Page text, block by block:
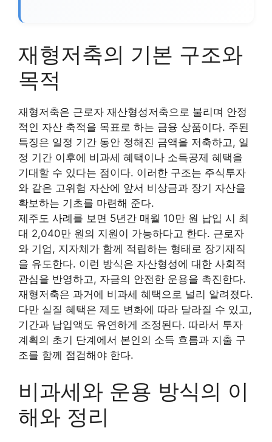
재형저축의 기본 구조와
목적
재형저축은 근로자 재산형성저축으로 불리며 안정
적인 자산 축적을 목표로 하는 금융 상품이다. 주된
특징은 일정 기간 동안 정해진 금액을 저축하고, 일
정 기간 이후에 비과세 혜택이나 소득공제 혜택을
기대할 수 있다는 점이다. 이러한 구조는 주식투자
와 같은 고위험 자산에 앞서 비상금과 장기 자산을
확보하는 기초를 마련해 준다.
제주도 사례를 보면 5년간 매월 10만 원 납입 시 최
대 2,040만 원의 지원이 가능하다고 한다. 근로자
와 기업, 지자체가 함께 적립하는 형태로 장기재직
을 유도한다. 이런 방식은 자산형성에 대한 사회적
관심을 반영하고, 자금의 안전한 운용을 촉진한다.
재형저축은 과거에 비과세 혜택으로 널리 알려졌다.
다만 실질 혜택은 제도 변화에 따라 달라질 수 있고,
기간과 납입액도 유연하게 조정된다. 따라서 투자
계획의 초기 단계에서 본인의 소득 흐름과 지출 구
조를 함께 점검해야 한다.
비과세와 운용 방식의 이
해와 정리